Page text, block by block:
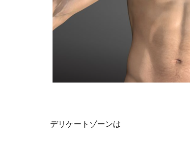
デリケートゾーンは